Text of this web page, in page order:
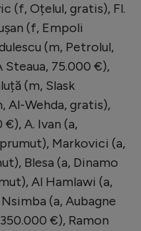
(f, Oțelul, gratis), Fl.
(f, Empoli
(m, Petrolul,
75.000 €),
(m, Slask
Al-Wehda, gratis),
€), A. Ivan (a,
Markovici (a,
Blesa (a, Dinamo
Al Hamlawi (a,
(a, Aubagne
€), Ramon